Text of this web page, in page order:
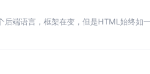
端语言，框架在变，但是HTML始终如
我们还是需要尽可能的熟练掌握HTML